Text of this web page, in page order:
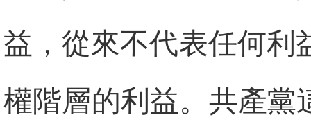
益，從來不代表任何利
權階層的利益。共產黨